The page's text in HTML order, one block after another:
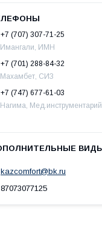
+7 (707) 307-71-25
Имангали, ИМН
+7 (701) 288-84-32
Махамбет, СИЗ
+7 (747) 677-61-03
Нагима, Мед.инструментарий
kazcomfort@bk.ru
87073077125